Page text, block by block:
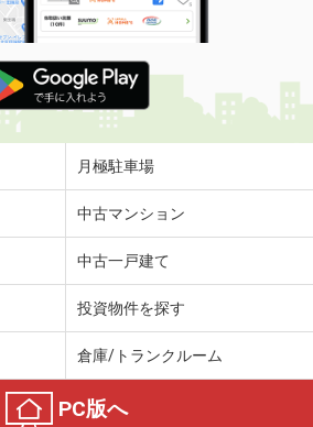
月極駐車場
中古マンション
中古一戸建て
投資物件を探す
倉庫/トランクルーム
PC版へ